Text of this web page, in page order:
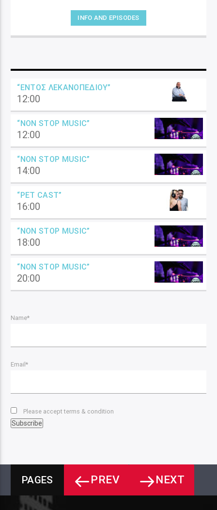
INFO AND EPISODES
“ΕΝΤΌΣ ΛΕΚΑΝΟΠΕΔΊΟΥ”
12:00
“NON STOP MUSIC”
12:00
“NON STOP MUSIC”
14:00
“PET CAST”
16:00
“NON STOP MUSIC”
18:00
“NON STOP MUSIC”
20:00
Name*
Email*
Please accept terms & condition
PAGES PREV NEXT